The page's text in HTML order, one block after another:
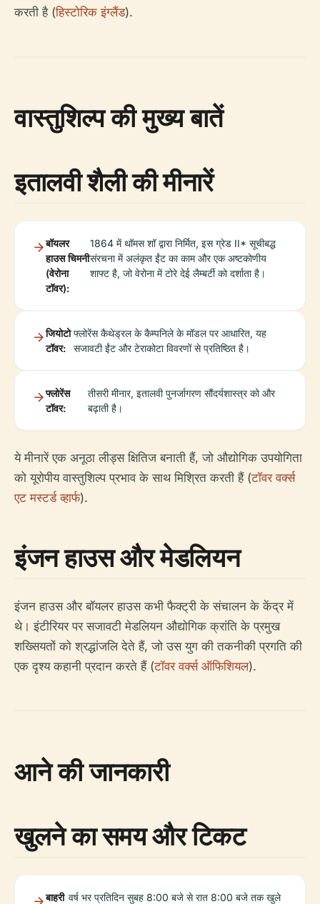
करती है (हिस्टोरिक इंग्लैंड).
वास्तुशिल्प की मुख्य बातें
इतालवी शैली की मीनारें
बॉयलर
हाउस चिमनी
(वेरोना
टॉवर):
1864 में थॉमस शॉ द्वारा निर्मित, इस ग्रेड II* सूचीबद्ध
संरचना में अलंकृत ईंट का काम और एक अष्टकोणीय
शाफ्ट है, जो वेरोना में टोरे देई लैम्बर्टी को दर्शाता है।
जियोटो
टॉवर:
फ्लोरेंस कैथेड्रल के कैम्पनिले के मॉडल पर आधारित, यह
सजावटी ईंट और टेराकोटा विवरणों से प्रतिष्ठित है।
फ्लोरेंस
टॉवर:
तीसरी मीनार, इतालवी पुनर्जागरण सौंदर्यशास्त्र को और
बढ़ाती है।
ये मीनारें एक अनूठा लीड्स क्षितिज बनाती हैं, जो औद्योगिक उपयोगिता
को यूरोपीय वास्तुशिल्प प्रभाव के साथ मिश्रित करती हैं (टॉवर वर्क्स
एट मस्टर्ड व्हार्फ).
इंजन हाउस और मेडलियन
इंजन हाउस और बॉयलर हाउस कभी फैक्ट्री के संचालन के केंद्र में
थे। इंटीरियर पर सजावटी मेडलियन औद्योगिक क्रांति के प्रमुख
शख्सियतों को श्रद्धांजलि देते हैं, जो उस युग की तकनीकी प्रगति की
एक दृश्य कहानी प्रदान करते हैं (टॉवर वर्क्स ऑफिशियल).
आने की जानकारी
खुलने का समय और टिकट
बाहरी वर्ष भर प्रतिदिन सुबह 8:00 बजे से रात 8:00 बजे तक खुले